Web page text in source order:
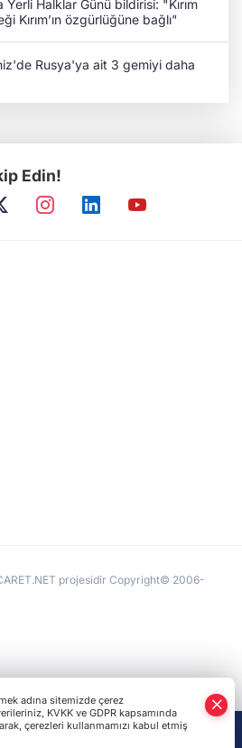
Halklar Günü bildirisi: "Kırım
Kırım’ın özgürlüğüne bağlı"
Rusya'ya ait 3 gemiyi daha
Edin!
projesidir Copyright© 2006-
adına sitemizde çerez
KVKK ve GDPR kapsamında
çerezleri kullanmamızı kabul etmiş